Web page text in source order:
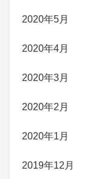
2020年5月
2020年4月
2020年3月
2020年2月
2020年1月
2019年12月